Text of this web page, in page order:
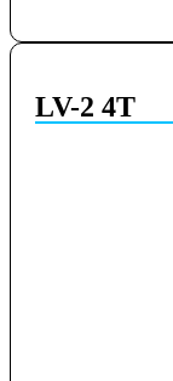
LV-2 4T